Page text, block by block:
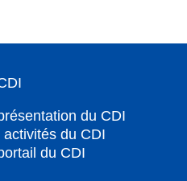
du CDI
activités du CDI
du CDI